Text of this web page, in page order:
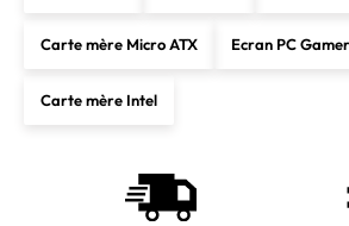
Carte mère Micro ATX Ecran PC Gamer
Carte mère Intel